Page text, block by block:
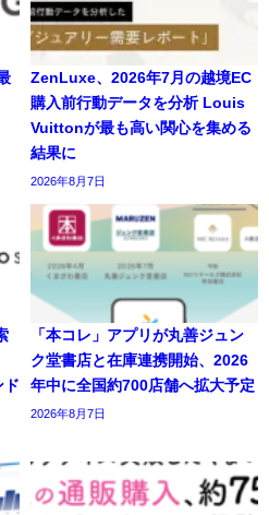
ZenLuxe、2026年7月の越境EC
購入前行動データを分析 Louis
Vuittonが最も高い関心を集める
結果に
2026年8月7日
ド
「本コレ」アプリが丸善ジュン
ク堂書店と在庫連携開始、2026
年中に全国約700店舗へ拡大予定
2026年8月7日